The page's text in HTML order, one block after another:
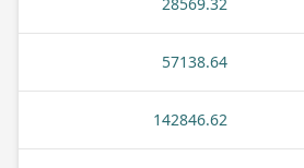
57138.64
142846.62